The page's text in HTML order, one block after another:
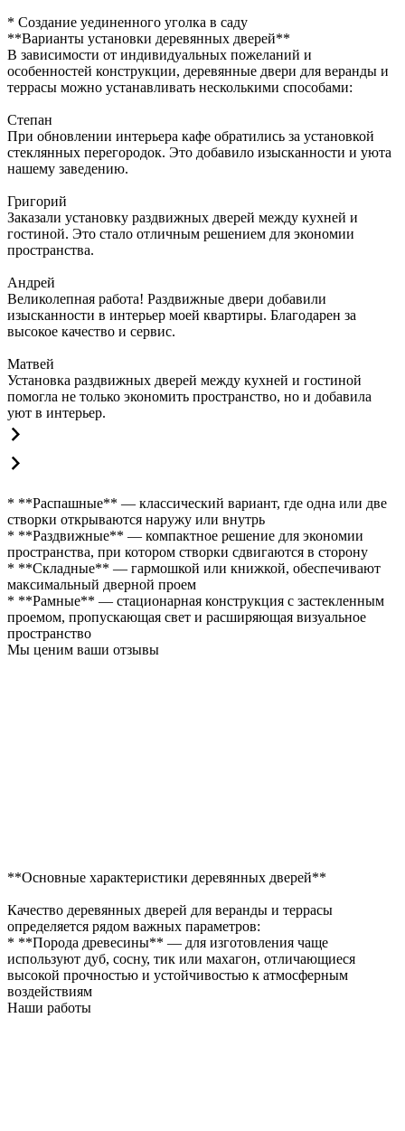
* Создание уединенного уголка в саду
**Варианты установки деревянных дверей**
В зависимости от индивидуальных пожеланий и
особенностей конструкции, деревянные двери для веранды и
террасы можно устанавливать несколькими способами:
Степан
При обновлении интерьера кафе обратились за установкой
стеклянных перегородок. Это добавило изысканности и уюта
нашему заведению.
Григорий
Заказали установку раздвижных дверей между кухней и
гостиной. Это стало отличным решением для экономии
пространства.
Андрей
Великолепная работа! Раздвижные двери добавили
изысканности в интерьер моей квартиры. Благодарен за
высокое качество и сервис.
Матвей
Установка раздвижных дверей между кухней и гостиной
помогла не только экономить пространство, но и добавила
уют в интерьер.
* **Распашные** — классический вариант, где одна или две
створки открываются наружу или внутрь
* **Раздвижные** — компактное решение для экономии
пространства, при котором створки сдвигаются в сторону
* **Складные** — гармошкой или книжкой, обеспечивают
максимальный дверной проем
* **Рамные** — стационарная конструкция с застекленным
проемом, пропускающая свет и расширяющая визуальное
пространство
Мы ценим ваши отзывы
**Основные характеристики деревянных дверей**
Качество деревянных дверей для веранды и террасы
определяется рядом важных параметров:
* **Порода древесины** — для изготовления чаще
используют дуб, сосну, тик или махагон, отличающиеся
высокой прочностью и устойчивостью к атмосферным
воздействиям
Наши работы